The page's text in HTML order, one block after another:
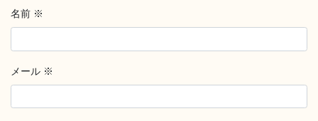
名前 ※
メール ※